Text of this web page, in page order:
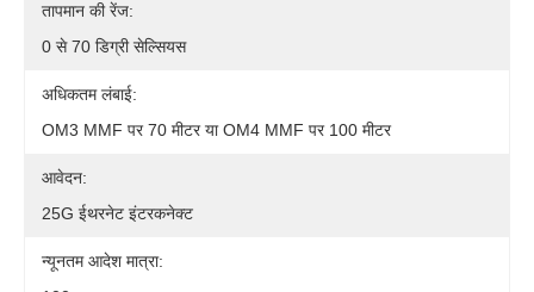
तापमान की रेंज:
0 से 70 डिग्री सेल्सियस
अधिकतम लंबाई:
OM3 MMF पर 70 मीटर या OM4 MMF पर 100 मीटर
आवेदन:
25G ईथरनेट इंटरकनेक्ट
न्यूनतम आदेश मात्रा: